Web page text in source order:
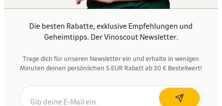
Die besten Rabatte, exklusive Empfehlungen und
Geheimtipps. Der Vinoscout Newsletter.
Trage dich für unseren Newsletter ein und erhalte in wenigen
Minuten deinen persönlichen 5 EUR Rabatt ab 30 € Bestellwert!
1 l (4,95 €/l)
Nährwertangaben